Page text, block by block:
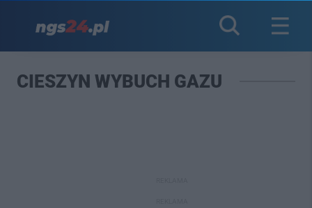
CIESZYN WYBUCH GAZU